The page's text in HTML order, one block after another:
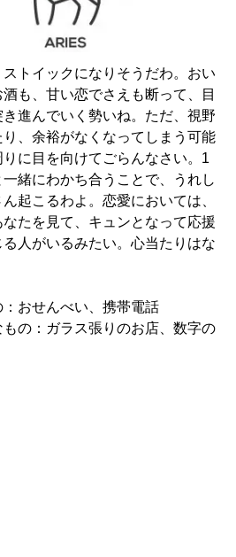
トイックになりそうだわ。おい
も、甘い恋でさえも断って、目
進んでいく勢いね。ただ、視野
、余裕がなくなってしまう可能
に目を向けてごらんなさい。1
一緒にわかち合うことで、うれし
起こるわよ。恋愛においては、
たを見て、キュンとなって応援
る人がいるみたい。心当たりはな
おせんべい、携帯電話
の：ガラス張りのお店、数字の